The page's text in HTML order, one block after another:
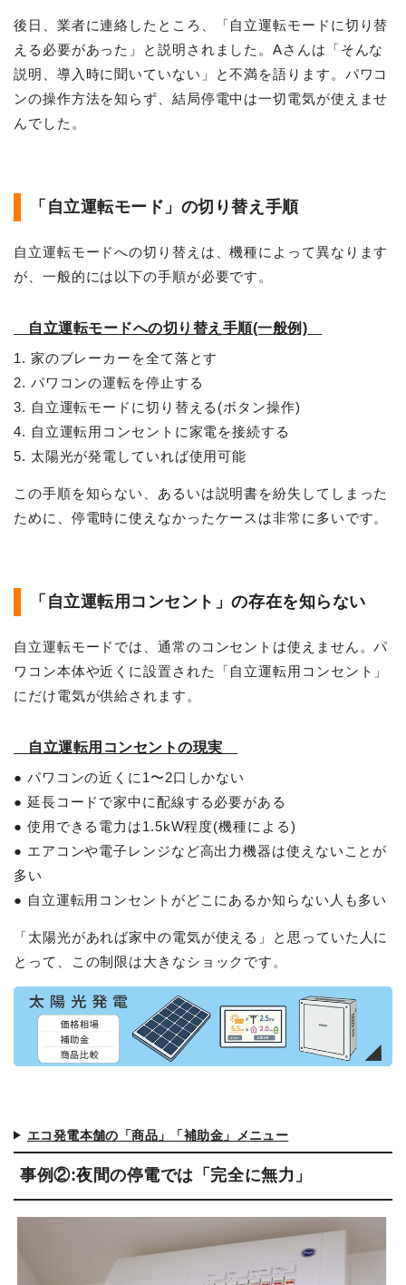
後日、業者に連絡したところ、「自立運転モードに切り替
える必要があった」と説明されました。Aさんは「そんな
説明、導入時に聞いていない」と不満を語ります。パワコ
ンの操作方法を知らず、結局停電中は一切電気が使えませ
んでした。
「自立運転モード」の切り替え手順
自立運転モードへの切り替えは、機種によって異なります
が、一般的には以下の手順が必要です。
自立運転モードへの切り替え手順(一般例)
1. 家のブレーカーを全て落とす
2. パワコンの運転を停止する
3. 自立運転モードに切り替える(ボタン操作)
4. 自立運転用コンセントに家電を接続する
5. 太陽光が発電していれば使用可能
この手順を知らない、あるいは説明書を紛失してしまった
ために、停電時に使えなかったケースは非常に多いです。
「自立運転用コンセント」の存在を知らない
自立運転モードでは、通常のコンセントは使えません。パ
ワコン本体や近くに設置された「自立運転用コンセント」
にだけ電気が供給されます。
自立運転用コンセントの現実
● パワコンの近くに1〜2口しかない
● 延長コードで家中に配線する必要がある
● 使用できる電力は1.5kW程度(機種による)
● エアコンや電子レンジなど高出力機器は使えないことが
多い
● 自立運転用コンセントがどこにあるか知らない人も多い
「太陽光があれば家中の電気が使える」と思っていた人に
とって、この制限は大きなショックです。
エコ発電本舗の「商品」「補助金」メニュー
事例②:夜間の停電では「完全に無力」